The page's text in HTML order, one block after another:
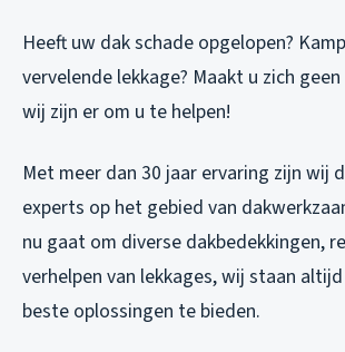
Heeft uw dak schade opgelopen?
vervelende lekkage? Maakt u zich
wij zijn er om u te helpen!
Met meer dan 30 jaar ervaring zijn wij
experts op het gebied van
nu gaat om diverse dakbedekkingen,
verhelpen van lekkages, wij staan
beste oplossingen te bieden.